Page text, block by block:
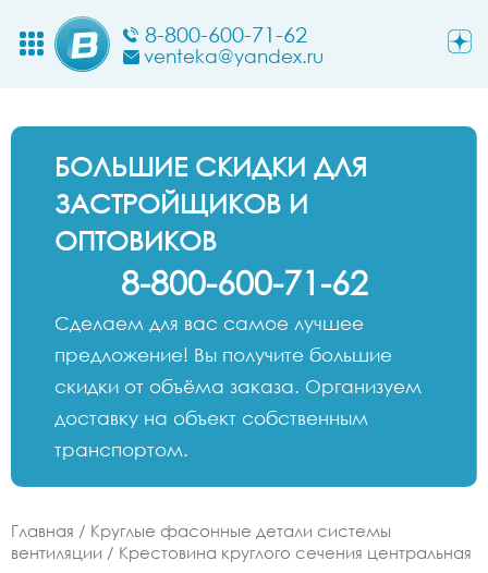
8-800-600-71-62
venteka@yandex.ru
БОЛЬШИЕ СКИДКИ ДЛЯ
ЗАСТРОЙЩИКОВ И
ОПТОВИКОВ
8-800-600-71-62
Сделаем для вас самое лучшее
предложение! Вы получите большие
скидки от объёма заказа. Организуем
доставку на объект собственным
транспортом.
Главная / Круглые фасонные детали системы
вентиляции / Крестовина круглого сечения центральная